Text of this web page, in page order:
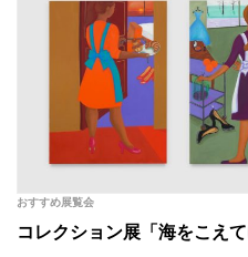
おすすめ展覧会
コレクション展「海をこえ